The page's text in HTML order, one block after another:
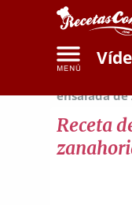
ensalada de
Receta